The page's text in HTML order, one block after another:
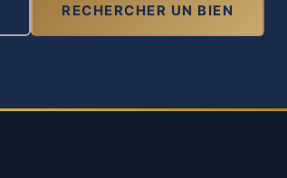
RECHERCHER UN BIEN